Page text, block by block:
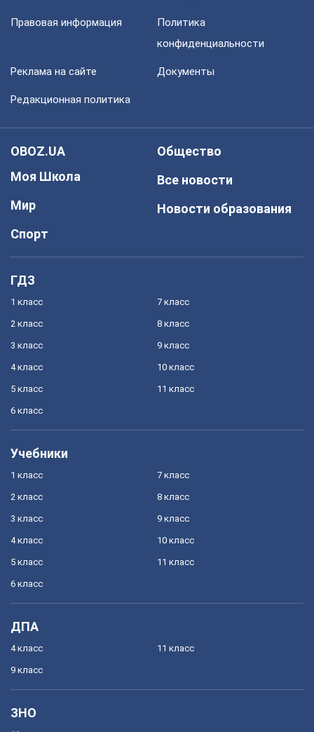
Правовая информация
Политика
конфиденциальности
Реклама на сайте Документы
Редакционная политика
OBOZ.UA
Моя Школа
Мир
Спорт
Общество
Все новости
Новости образования
ГДЗ
1 класс
2 класс
3 класс
4 класс
5 класс
6 класс
7 класс
8 класс
9 класс
10 класс
11 класс
Учебники
1 класс
2 класс
3 класс
4 класс
5 класс
6 класс
7 класс
8 класс
9 класс
10 класс
11 класс
ДПА
4 класс
9 класс
11 класс
ЗНО